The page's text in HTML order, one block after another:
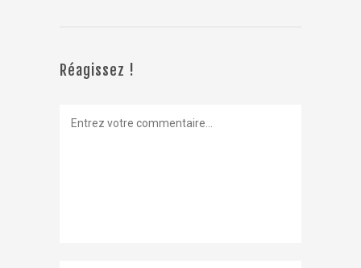
Réagissez !